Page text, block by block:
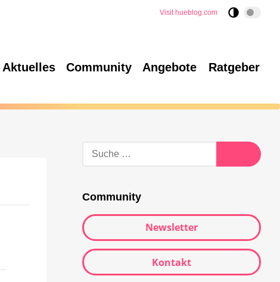
Visit hueblog.com
Aktuelles Community Angebote Ratgeber
Community
Newsletter
Kontakt